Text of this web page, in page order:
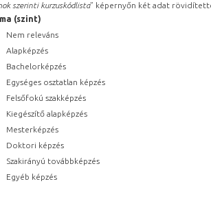
szerinti kurzuskódlista” képernyőn két adat
(szint)
Nem releváns
Alapképzés
Bachelorképzés
Egységes osztatlan képzés
Felsőfokú szakképzés
Kiegészítő alapképzés
Mesterképzés
Doktori képzés
Szakirányú továbbképzés
Egyéb képzés